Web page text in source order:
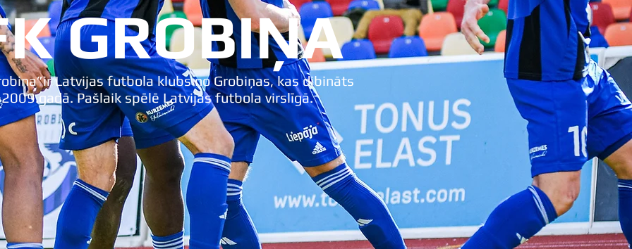
GROBIŅA
Latvijas futbola klubs no Grobiņas, kas dibināts
2009.gadā. Pašlaik spēlē Latvijas futbola virslīgā.